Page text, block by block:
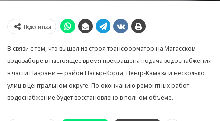
Поделиться
В связи с тем, что вышел из строя трансформатор на Магасском
водозаборе в настоящее время прекращена подача водоснабжения
в части Назрани — район Насыр-Корта, Центр-Камаза и несколько
улиц в Центральном округе. По окончанию ремонтных работ
водоснабжение будет восстановлено в полном объёме.